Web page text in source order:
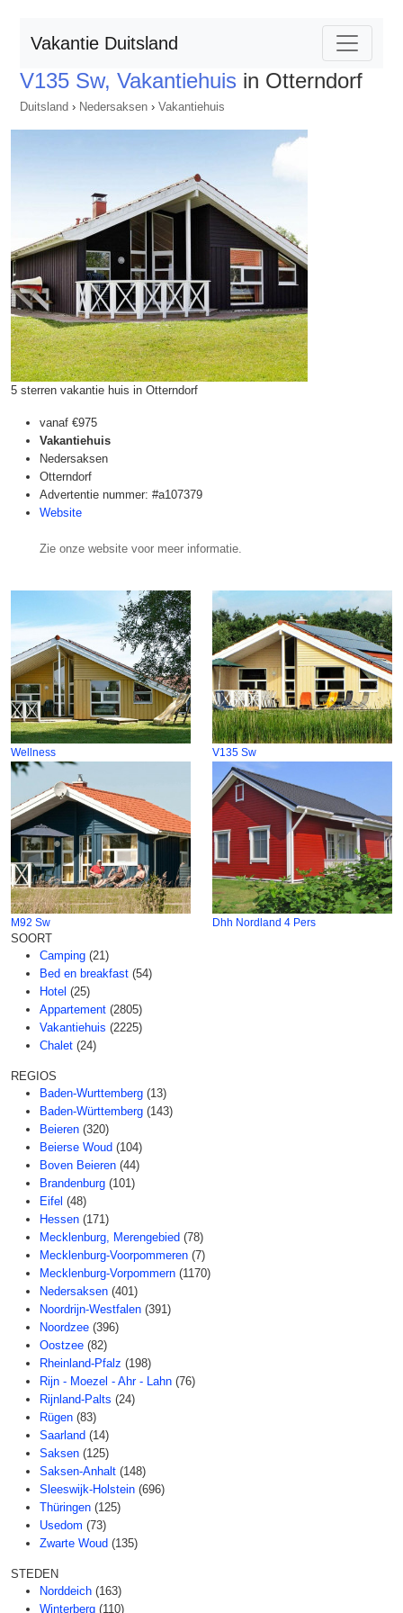
Vakantie Duitsland
V135 Sw, Vakantiehuis in Otterndorf
Duitsland › Nedersaksen › Vakantiehuis
5 sterren vakantie huis in Otterndorf
vanaf €975
Vakantiehuis
Nedersaksen
Otterndorf
Advertentie nummer: #a107379
Website
Zie onze website voor meer informatie.
Wellness V135 Sw
M92 Sw Dhh Nordland 4 Pers
SOORT
Camping (21)
Bed en breakfast (54)
Hotel (25)
Appartement (2805)
Vakantiehuis (2225)
Chalet (24)
REGIOS
Baden-Wurttemberg (13)
Baden-Württemberg (143)
Beieren (320)
Beierse Woud (104)
Boven Beieren (44)
Brandenburg (101)
Eifel (48)
Hessen (171)
Mecklenburg, Merengebied (78)
Mecklenburg-Voorpommeren (7)
Mecklenburg-Vorpommern (1170)
Nedersaksen (401)
Noordrijn-Westfalen (391)
Noordzee (396)
Oostzee (82)
Rheinland-Pfalz (198)
Rijn - Moezel - Ahr - Lahn (76)
Rijnland-Palts (24)
Rügen (83)
Saarland (14)
Saksen (125)
Saksen-Anhalt (148)
Sleeswijk-Holstein (696)
Thüringen (125)
Usedom (73)
Zwarte Woud (135)
STEDEN
Norddeich (163)
Winterberg (110)